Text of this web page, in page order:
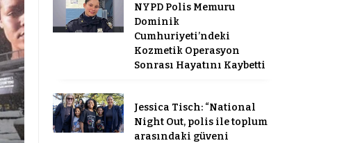
NYPD Polis Memuru
Dominik
Cumhuriyeti’ndeki
Kozmetik Operasyon
Sonrası Hayatını Kaybetti
Jessica Tisch: “National
Night Out, polis ile toplum
arasındaki güveni